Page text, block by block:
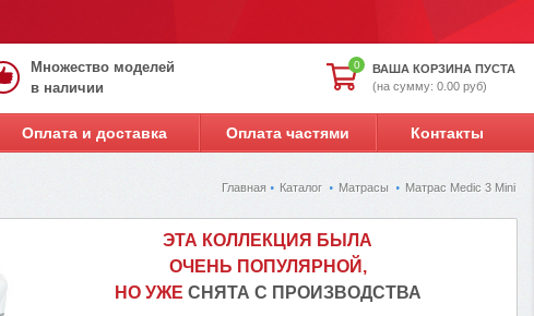
0
ВАША КОРЗИНА ПУСТА
(на сумму: 0.00 руб)
Множество моделей
в наличии
Оплата и доставка Оплата частями Контакты
Главная Каталог Матрасы Матрас Medic 3 Mini
ЭТА КОЛЛЕКЦИЯ БЫЛА
ОЧЕНЬ ПОПУЛЯРНОЙ,
НО УЖЕ СНЯТА С ПРОИЗВОДСТВА